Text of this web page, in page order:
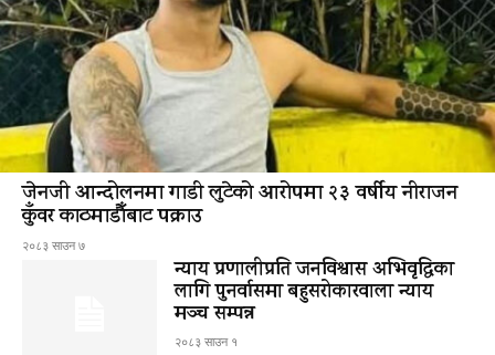
जेनजी आन्दोलनमा गाडी लुटेको आरोपमा २३ वर्षीय नीराजन
कुँवर काठमाडौँबाट पक्राउ
२०८३ साउन ७
न्याय प्रणालीप्रति जनविश्वास अभिवृद्धिका
लागि पुनर्वासमा बहुसरोकारवाला न्याय
मञ्च सम्पन्न
२०८३ साउन १